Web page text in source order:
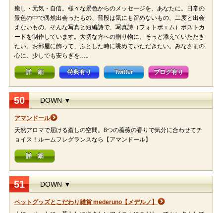
癒し・元気・自信。様々な景色からのメッセージを、あなたに。日常の
景色の中で偶然出会ったもの、普段は気にも留めないもの、二度と出会
えないもの。そんな写真と短編詩で、写真詩（フォトポエム）ポストカ
ードを制作しています。大切な方への贈り物に、そっと添えていただき
たい。お部屋に飾って、ふとした時に眺めていただきたい。みなさまの
心に、少しでも安らぎを…。
詳 細 特典有り Twitter ブログ有り
50 DOWN ▼
アマンドール
天然アロマで届ける癒しの空間。8つの薔薇の香りで気分に合わせてチ
ョイス！ルームフレグランスなら【アマンドール】
詳 細
51 DOWN ▼
ペットグッズとこだわり雑貨 mederuno【メデルノ】